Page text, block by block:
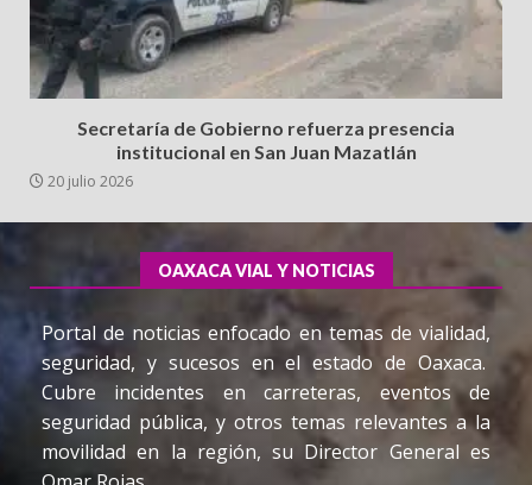
Secretaría de Gobierno refuerza presencia
institucional en San Juan Mazatlán
20 julio 2026
OAXACA VIAL Y NOTICIAS
Portal de noticias enfocado en temas de vialidad,
seguridad, y sucesos en el estado de Oaxaca.
Cubre incidentes en carreteras, eventos de
seguridad pública, y otros temas relevantes a la
movilidad en la región, su Director General es